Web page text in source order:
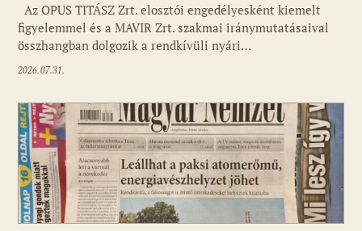
Az OPUS TITÁSZ Zrt. elosztói engedélyesként kiemelt
figyelemmel és a MAVIR Zrt. szakmai iránymutatásaival
összhangban dolgozik a rendkívüli nyári…
2026.07.31.